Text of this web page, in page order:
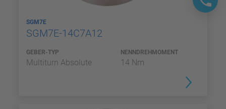
SGM7E
SGM7E-14C7A12
GEBER-TYP
Multiturn Absolute
NENNDREHMOMENT
14 Nm